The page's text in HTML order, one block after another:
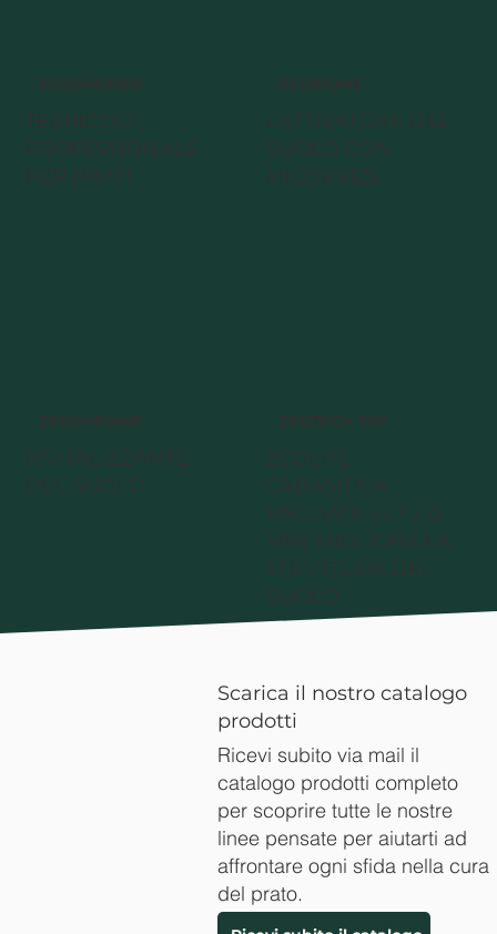
ZEODRESSER
TERRICCIO
PROFESSIONALE
PER PRATI
ZEOBIOME
L’ATTIVATORE DEL
SUOLO CON
MICORRIZE
ZEOCHROME
RIVITALIZZANTE
DEL SUOLO
ZEOTECH 300
ZEOLITE
CABASITICA
VAGLIATA (0,7-2,0
MM) MIGLIORA LA
STRUTTURA DEL
SUOLO
Scarica il nostro catalogo
prodotti
Ricevi subito via mail il
catalogo prodotti completo
per scoprire tutte le nostre
linee pensate per aiutarti ad
affrontare ogni sfida nella cura
del prato.